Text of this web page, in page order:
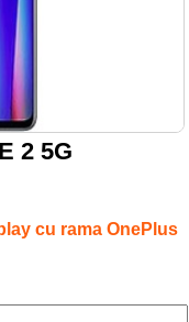
2 5G
cu rama OnePlus